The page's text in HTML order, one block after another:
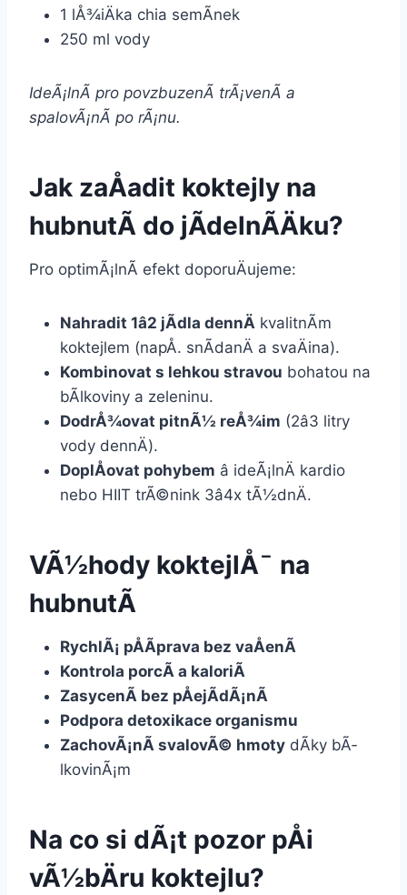
1 lÅ¾iÄka chia semÃ­nek
250 ml vody
IdeÃ¡lnÃ­ pro povzbuzenÃ­ trÃ¡venÃ­ a
spalovÃ¡nÃ­ po rÃ¡nu.
Jak zaÅadit koktejly na
hubnutÃ­ do jÃ­delnÃ­Äku?
Pro optimÃ¡lnÃ­ efekt doporuÄujeme:
Nahradit 1â2 jÃ­dla dennÄ kvalitnÃ­m
koktejlem (napÅ. snÃ­danÄ a svaÄina).
Kombinovat s lehkou stravou bohatou na
bÃ­lkoviny a zeleninu.
DodrÅ¾ovat pitnÃ½ reÅ¾im (2â3 litry
vody dennÄ).
DoplÅovat pohybem â ideÃ¡lnÄ kardio
nebo HIIT trÃ©nink 3â4x tÃ½dnÄ.
VÃ½hody koktejlÅ¯ na
hubnutÃ­
RychlÃ¡ pÅÃ­prava bez vaÅenÃ­
Kontrola porcÃ­ a kaloriÃ­
ZasycenÃ­ bez pÅejÃ­dÃ¡nÃ­
Podpora detoxikace organismu
ZachovÃ¡nÃ­ svalovÃ© hmoty dÃ­ky bÃ­
lkovinÃ¡m
Na co si dÃ¡t pozor pÅi
vÃ½bÄru koktejlu?